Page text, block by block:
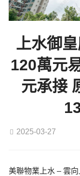
上水御
120萬元
元承接
2025-03-27
美聯物業上水 – 雲